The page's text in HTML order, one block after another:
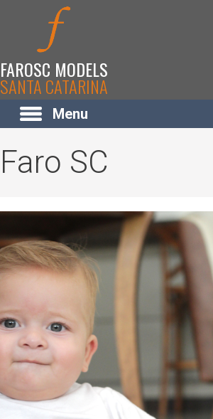
FAROSC MODELS
SANTA CATARINA
Menu
Faro SC